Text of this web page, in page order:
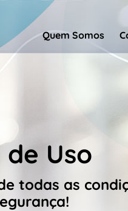
Quem Somos
de Uso
todas as